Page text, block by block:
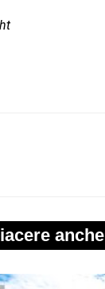
anche